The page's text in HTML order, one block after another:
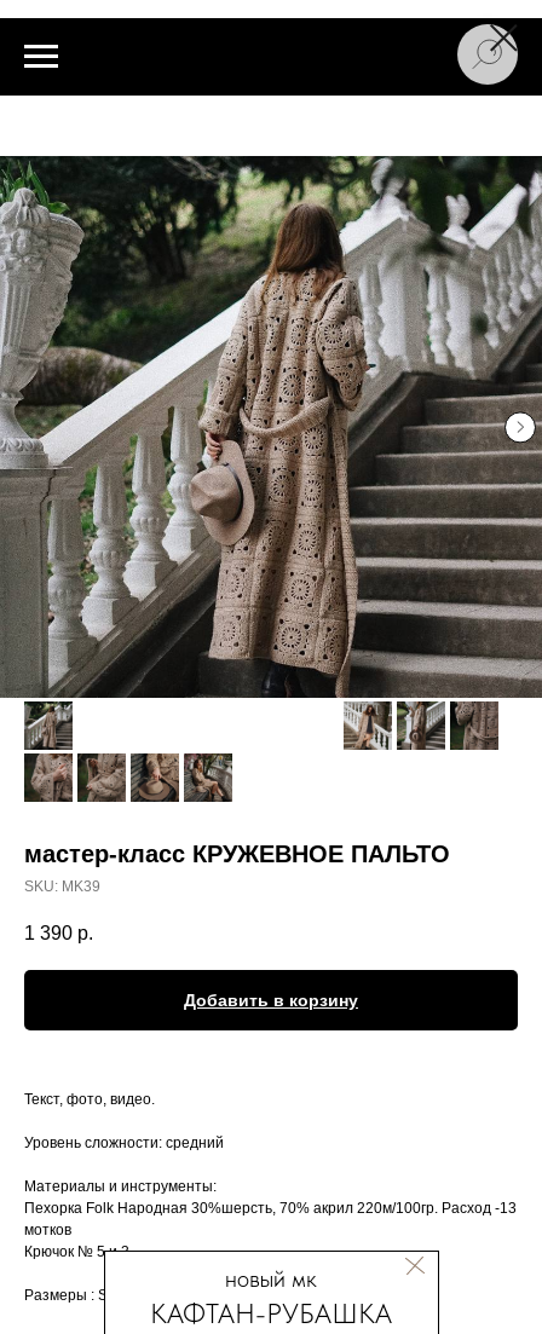
КАФТАН-РУБАШКА
новый мк
мастер-класс КРУЖЕВНОЕ ПАЛЬТО
SKU: MK39
1 390 р.
Добавить в корзину
Текст, фото, видео.
Уровень сложности: средний
Материалы и инструменты:
Пехорка Folk Народная 30%шерсть, 70% акрил 220м/100гр. Расход -13
мотков
Крючок № 5 и 3
Размеры : S-L (42-48)